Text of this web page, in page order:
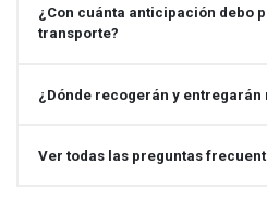
¿Con cuánta anticipación debo
transporte?
¿Dónde recogerán y entregarán
Ver todas las preguntas